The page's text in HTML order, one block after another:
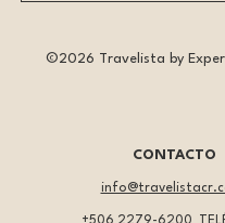
©2026 Travelista by
CONTACTO